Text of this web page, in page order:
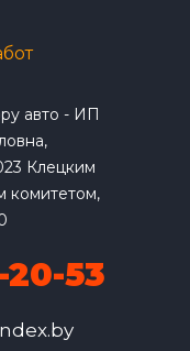
авто - ИП
Клецким
комитетом,
53